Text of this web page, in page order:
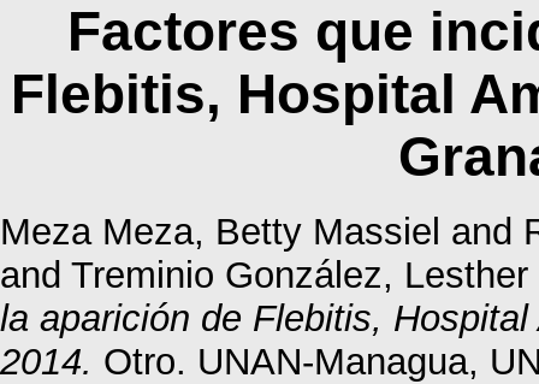
Factores que
Flebitis, Hospital
Meza Meza, Betty Massiel and
and Treminio González, Lesther
la aparición de Flebitis,
2014. Otro. UNAN-Managua,